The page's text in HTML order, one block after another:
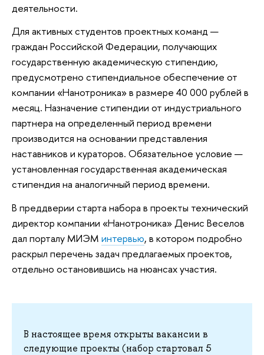
деятельности.
Для активных студентов проектных команд —
граждан Российской Федерации, получающих
государственную академическую стипендию,
предусмотрено стипендиальное обеспечение от
компании «Нанотроника» в размере 40 000 рублей в
месяц. Назначение стипендии от индустриального
партнера на определенный период времени
производится на основании представления
наставников и кураторов. Обязательное условие —
установленная государственная академическая
стипендия на аналогичный период времени.
В преддверии старта набора в проекты технический
директор компании «Нанотроника» Денис Веселов
дал порталу МИЭМ интервью, в котором подробно
раскрыл перечень задач предлагаемых проектов,
отдельно остановившись на нюансах участия.
В настоящее время открыты вакансии в
следующие проекты (набор стартовал 5